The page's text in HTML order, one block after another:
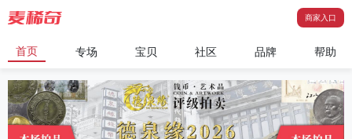
商家入口
首页 专场 宝贝 社区 品牌 帮助